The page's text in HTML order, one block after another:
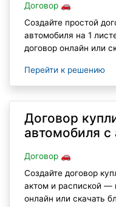
Договор 🚗
Создайте простой
автомобиля на 1
договор онлайн или
Перейти к решению
Договор
автомобиля с
Договор 🚗
Создайте договор
актом и распиской —
онлайн или скачать